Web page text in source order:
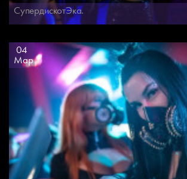
СупердискотЭка.
04
Мар